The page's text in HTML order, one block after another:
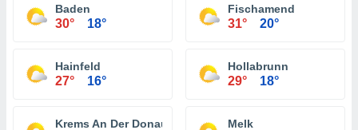
Baden
30° 18°
Fischamend
31° 20°
Hainfeld
27° 16°
Hollabrunn
29° 18°
Krems An Der Donau Melk